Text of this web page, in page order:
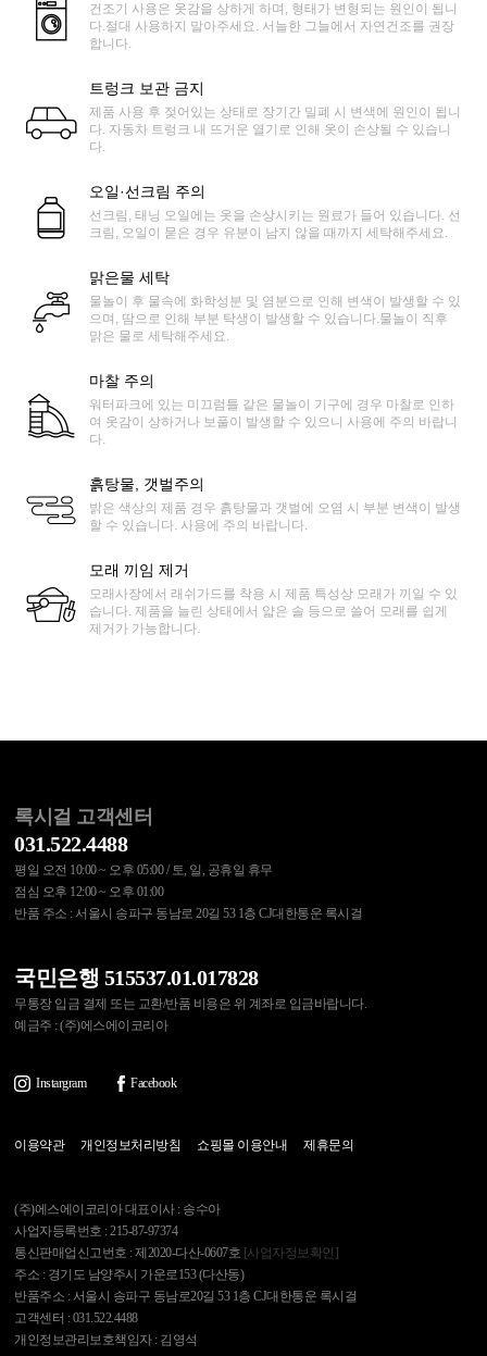
건조기 사용은 옷감을 상하게 하며, 형태가 변형되는 원인이 됩니
다.절대 사용하지 말아주세요. 서늘한 그늘에서 자연건조를 권장
합니다.
트렁크 보관 금지
제품 사용 후 젖어있는 상태로 장기간 밀폐 시 변색에 원인이 됩니
다. 자동차 트렁크 내 뜨거운 열기로 인해 옷이 손상될 수 있습니
다.
오일·선크림 주의
선크림, 태닝 오일에는 옷을 손상시키는 원료가 들어 있습니다. 선
크림, 오일이 묻은 경우 유분이 남지 않을 때까지 세탁해주세요.
맑은물 세탁
물놀이 후 물속에 화학성분 및 염분으로 인해 변색이 발생할 수 있
으며, 땀으로 인해 부분 탁생이 발생할 수 있습니다.물놀이 직후
맑은 물로 세탁해주세요.
마찰 주의
워터파크에 있는 미끄럼틀 같은 물놀이 기구에 경우 마찰로 인하
여 옷감이 상하거나 보풀이 발생할 수 있으니 사용에 주의 바랍니
다.
흙탕물, 갯벌주의
밝은 색상의 제품 경우 흙탕물과 갯벌에 오염 시 부분 변색이 발생
할 수 있습니다. 사용에 주의 바랍니다.
모래 끼임 제거
모래사장에서 래쉬가드를 착용 시 제품 특성상 모래가 끼일 수 있
습니다. 제품을 늘린 상태에서 얇은 솔 등으로 쓸어 모래를 쉽게
제거가 가능합니다.
록시걸 고객센터
031.522.4488
평일 오전 10:00 ~ 오후 05:00 / 토, 일, 공휴일 휴무
점심 오후 12:00 ~ 오후 01:00
반품 주소 : 서울시 송파구 동남로 20길 53 1층 CJ대한통운 록시걸
국민은행 515537.01.017828
무통장 입금 결제 또는 교환/반품 비용은 위 계좌로 입금바랍니다.
예금주 : (주)에스에이코리아
Instargram Facebook
이용약관 개인정보처리방침 쇼핑몰 이용안내 제휴문의
(주)에스에이코리아 대표이사 : 송수아
사업자등록번호 : 215-87-97374
통신판매업신고번호 : 제2020-다산-0607호 [사업자정보확인]
주소 : 경기도 남양주시 가운로153 (다산동)
반품주소 : 서울시 송파구 동남로20길 53 1층 CJ대한통운 록시걸
고객센터 : 031.522.4488
개인정보관리보호책임자 : 김영석